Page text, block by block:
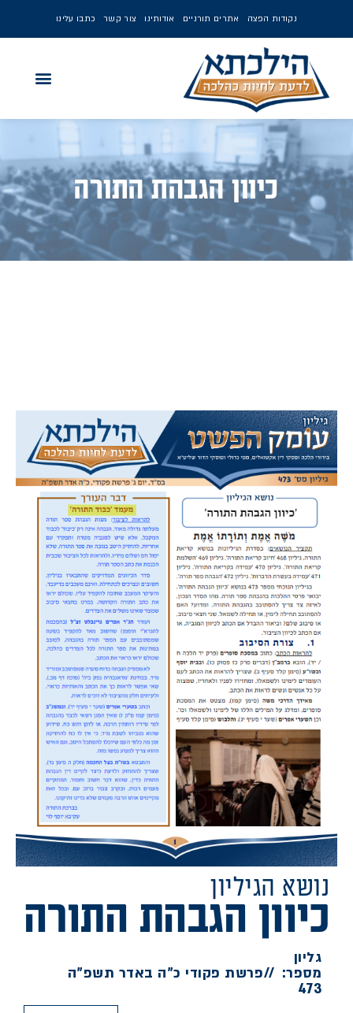
נקודות הפצה אתרים תורניים אודותינו צור קשר כתבו עלינו
כיוון הגבהת התורה
נושא הגיליון
כיוון הגבהת התורה
גליון
מספר:
473
//פרשת פקודי כ"ה באדר תשפ"ה